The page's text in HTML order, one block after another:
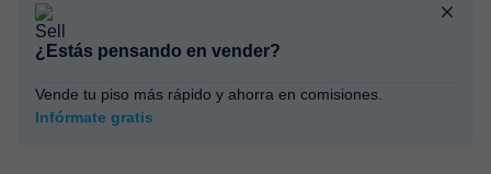
¿Estás pensando en vender?
Vende tu piso más rápido y ahorra en comisiones.
Infórmate gratis